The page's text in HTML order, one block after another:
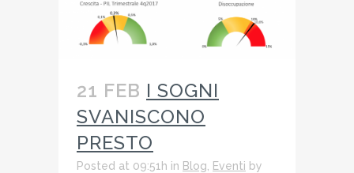
21 FEB I SOGNI
SVANISCONO
PRESTO
Posted at 09:51h in Blog Eventi by